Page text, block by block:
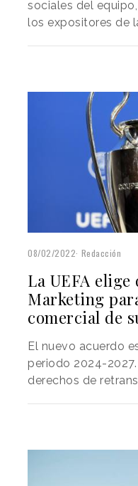
sociales del
los expositores de
08/02/2022 Redacción
La UEFA elige
Marketing
comercial de
El nuevo acuerdo
periodo 2024-
derechos de